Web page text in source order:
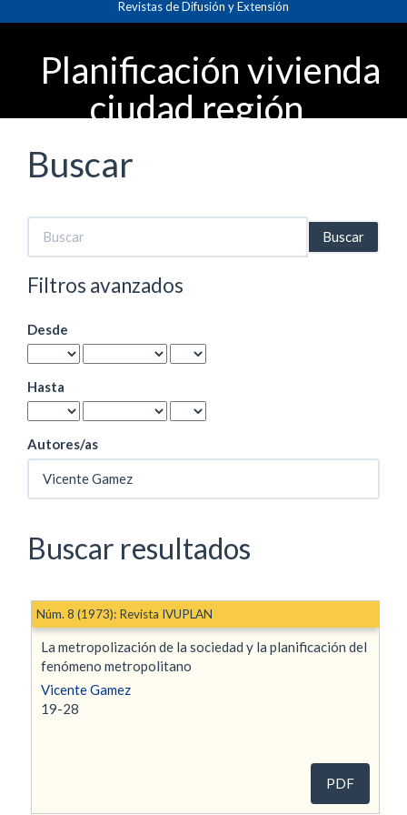
principal
principal
Barra
Revistas de Difusión y Extensión
Planificación vivienda
ciudad región
Buscar
Buscar
artículos
por
Filtros avanzados
Desde
Hasta
Autores/as
Buscar resultados
La metropolización de la sociedad y la planificación del
fenómeno metropolitano
Vicente Gamez
19-28
Núm. 8 (1973): Revista IVUPLAN
PDF